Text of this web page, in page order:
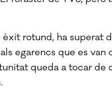
rotund, ha superat
egarencs que es van
queda a tocar de